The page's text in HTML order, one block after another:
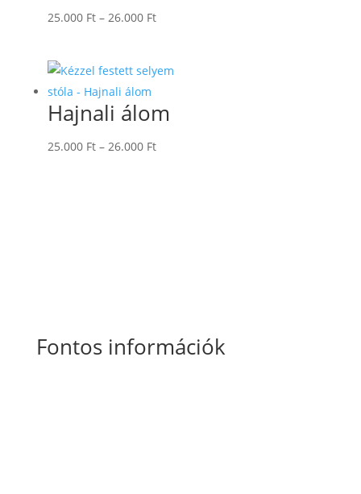
25.000 Ft – 26.000 FtÁrtartomány:
26.000 Ft
Hajnali álom
25.000 Ft – 26.000 FtÁrtartomány:
Fontos információk